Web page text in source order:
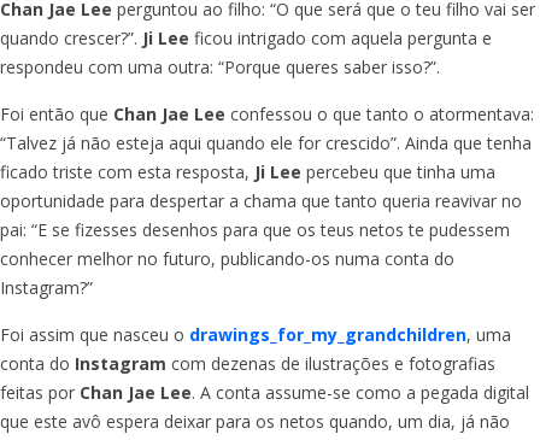
Chan Jae Lee perguntou ao filho: “O que será que o teu filho vai ser
quando crescer?”. Ji Lee ficou intrigado com aquela pergunta e
respondeu com uma outra: “Porque queres saber isso?”.
Foi então que Chan Jae Lee confessou o que tanto o atormentava:
“Talvez já não esteja aqui quando ele for crescido”. Ainda que tenha
ficado triste com esta resposta, Ji Lee percebeu que tinha uma
oportunidade para despertar a chama que tanto queria reavivar no
pai: “E se fizesses desenhos para que os teus netos te pudessem
conhecer melhor no futuro, publicando-os numa conta do
Instagram?”
Foi assim que nasceu o drawings_for_my_grandchildren, uma
conta do Instagram com dezenas de ilustrações e fotografias
feitas por Chan Jae Lee. A conta assume-se como a pegada digital
que este avô espera deixar para os netos quando, um dia, já não